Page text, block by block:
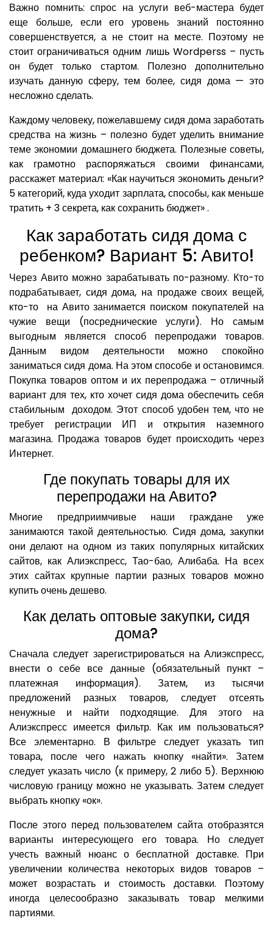
Важно помнить: спрос на услуги веб-мастера будет
еще больше, если его уровень знаний постоянно
совершенствуется, а не стоит на месте. Поэтому не
стоит ограничиваться одним лишь Wordperss – пусть
он будет только стартом. Полезно дополнительно
изучать данную сферу, тем более, сидя дома — это
несложно сделать.
Каждому человеку, пожелавшему сидя дома заработать
средства на жизнь – полезно будет уделить внимание
теме экономии домашнего бюджета. Полезные советы,
как грамотно распоряжаться своими финансами,
расскажет материал: «Как научиться экономить деньги?
5 категорий, куда уходит зарплата, способы, как меньше
тратить + 3 секрета, как сохранить бюджет» .
Как заработать сидя дома с
ребенком? Вариант 5: Авито!
Через Авито можно зарабатывать по-разному. Кто-то
подрабатывает, сидя дома, на продаже своих вещей,
кто-то на Авито занимается поиском покупателей на
чужие вещи (посреднические услуги). Но самым
выгодным является способ перепродажи товаров.
Данным видом деятельности можно спокойно
заниматься сидя дома. На этом способе и остановимся.
Покупка товаров оптом и их перепродажа – отличный
вариант для тех, кто хочет сидя дома обеспечить себя
стабильным доходом. Этот способ удобен тем, что не
требует регистрации ИП и открытия наземного
магазина. Продажа товаров будет происходить через
Интернет.
Где покупать товары для их
перепродажи на Авито?
Многие предприимчивые наши граждане уже
занимаются такой деятельностью. Сидя дома, закупки
они делают на одном из таких популярных китайских
сайтов, как Алиэкспресс, Тао-бао, Алибаба. На всех
этих сайтах крупные партии разных товаров можно
купить очень дешево.
Как делать оптовые закупки, сидя
дома?
Сначала следует зарегистрироваться на Алиэкспресс,
внести о себе все данные (обязательный пункт –
платежная информация). Затем, из тысячи
предложений разных товаров, следует отсеять
ненужные и найти подходящие. Для этого на
Алиэкспресс имеется фильтр. Как им пользоваться?
Все элементарно. В фильтре следует указать тип
товара, после чего нажать кнопку «найти». Затем
следует указать число (к примеру, 2 либо 5). Верхнюю
числовую границу можно не указывать. Затем следует
выбрать кнопку «ок».
После этого перед пользователем сайта отобразятся
варианты интересующего его товара. Но следует
учесть важный нюанс о бесплатной доставке. При
увеличении количества некоторых видов товаров –
может возрастать и стоимость доставки. Поэтому
иногда целесообразно заказывать товар мелкими
партиями.